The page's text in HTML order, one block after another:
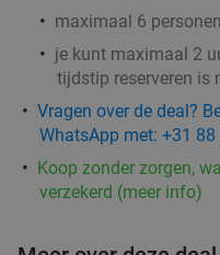
Aziatisch 6-
in hartje Utrecht
Do Vr Za
Zo
maximaal 6
je kunt maximaal 2
tijdstip reserveren is
Vragen over de deal?
WhatsApp met: +31
Koop zonder zorgen,
verzekerd (meer info)